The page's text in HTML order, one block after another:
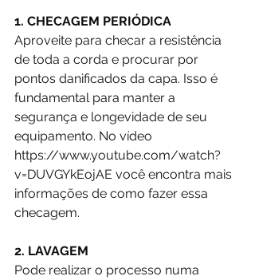
1. CHECAGEM PERIÓDICA
Aproveite para checar a resistência
de toda a corda e procurar por
pontos danificados da capa. Isso é
fundamental para manter a
segurança e longevidade de seu
equipamento. No vídeo
https://www.youtube.com/watch?
v=DUVGYkEojAE você encontra mais
informações de como fazer essa
checagem.
2. LAVAGEM
Pode realizar o processo numa